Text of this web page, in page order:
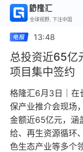
全球视野, 下注中国
13:48
总投资近65亿
项目集中签约
格隆汇6月3日｜在
保产业推介会现场
金额近65亿元，涵
给、再生资源循环
色生态产业等多个